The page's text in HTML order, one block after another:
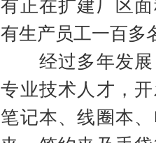
有正在扩建厂区
有生产员工一百多
经过多年发展
专业技术人才，
笔记本、线圈本